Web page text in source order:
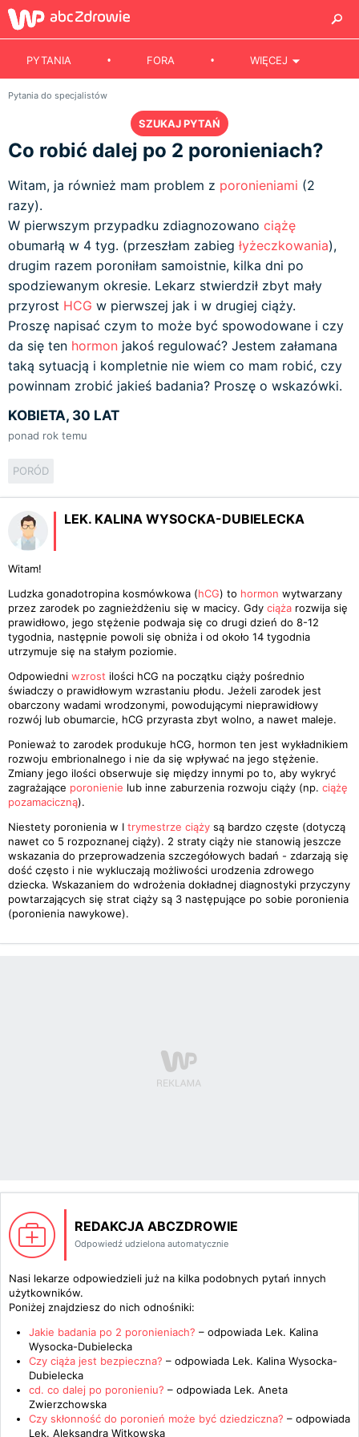
PYTANIA FORA WIĘCEJ
Pytania do specjalistów
SZUKAJ PYTAŃ
Co robić dalej po 2 poronieniach?
Witam, ja również mam problem z poronieniami (2
razy).
W pierwszym przypadku zdiagnozowano ciążę
obumarłą w 4 tyg. (przeszłam zabieg łyżeczkowania),
drugim razem poroniłam samoistnie, kilka dni po
spodziewanym okresie. Lekarz stwierdził zbyt mały
przyrost HCG w pierwszej jak i w drugiej ciąży.
Proszę napisać czym to może być spowodowane i czy
da się ten hormon jakoś regulować? Jestem załamana
taką sytuacją i kompletnie nie wiem co mam robić, czy
powinnam zrobić jakieś badania? Proszę o wskazówki.
KOBIETA, 30 LAT
ponad rok temu
PORÓD
LEK. KALINA WYSOCKA-DUBIELECKA
Witam!
Ludzka gonadotropina kosmówkowa (hCG) to hormon wytwarzany
przez zarodek po zagnieżdżeniu się w macicy. Gdy ciąża rozwija się
prawidłowo, jego stężenie podwaja się co drugi dzień do 8-12
tygodnia, następnie powoli się obniża i od około 14 tygodnia
utrzymuje się na stałym poziomie.
Odpowiedni wzrost ilości hCG na początku ciąży pośrednio
świadczy o prawidłowym wzrastaniu płodu. Jeżeli zarodek jest
obarczony wadami wrodzonymi, powodującymi nieprawidłowy
rozwój lub obumarcie, hCG przyrasta zbyt wolno, a nawet maleje.
Ponieważ to zarodek produkuje hCG, hormon ten jest wykładnikiem
rozwoju embrionalnego i nie da się wpływać na jego stężenie.
Zmiany jego ilości obserwuje się między innymi po to, aby wykryć
zagrażające poronienie lub inne zaburzenia rozwoju ciąży (np. ciążę
pozamaciczną).
Niestety poronienia w I trymestrze ciąży są bardzo częste (dotyczą
nawet co 5 rozpoznanej ciąży). 2 straty ciąży nie stanowią jeszcze
wskazania do przeprowadzenia szczegółowych badań - zdarzają się
dość często i nie wykluczają możliwości urodzenia zdrowego
dziecka. Wskazaniem do wdrożenia dokładnej diagnostyki przyczyny
powtarzających się strat ciąży są 3 następujące po sobie poronienia
(poronienia nawykowe).
REDAKCJA ABCZDROWIE
Odpowiedź udzielona automatycznie
Nasi lekarze odpowiedzieli już na kilka podobnych pytań innych
użytkowników.
Poniżej znajdziesz do nich odnośniki:
Jakie badania po 2 poronieniach? – odpowiada Lek. Kalina
Wysocka-Dubielecka
Czy ciąża jest bezpieczna? – odpowiada Lek. Kalina Wysocka-
Dubielecka
cd. co dalej po poronieniu? – odpowiada Lek. Aneta
Zwierzchowska
Czy skłonność do poronień może być dziedziczna? – odpowiada
Lek. Aleksandra Witkowska